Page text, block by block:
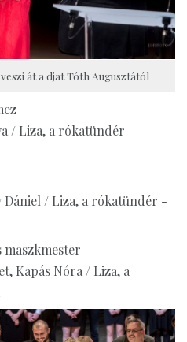
át a djat Tóth Augusztától
/ Liza, a rókatündér -
Dániel / Liza, a rókatündér -
Kapás Nóra / Liza, a